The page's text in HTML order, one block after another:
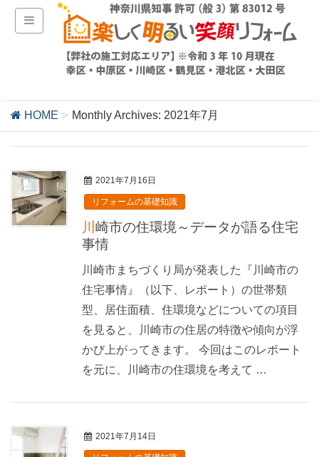
HOME Monthly Archives: 2021年7月
2021年7月16日
リフォームの基礎知識
川崎市の住環境～データが語る住宅
事情
川崎市まちづくり局が発表した『川崎市の
住宅事情』（以下、レポート）の世帯類
型、居住面積、住環境などについての項目
を見ると、川崎市の住居の特徴や傾向が浮
かび上がってきます。 今回はこのレポート
を元に、川崎市の住環境を考えて …
2021年7月14日